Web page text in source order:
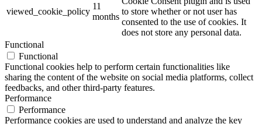
viewed_cookie_policy
11
months
to store whether or not user has
consented to the use of cookies. It
does not store any personal data.
Functional
Functional
Functional cookies help to perform certain functionalities like
sharing the content of the website on social media platforms, collect
feedbacks, and other third-party features.
Performance
Performance
Performance cookies are used to understand and analyze the key